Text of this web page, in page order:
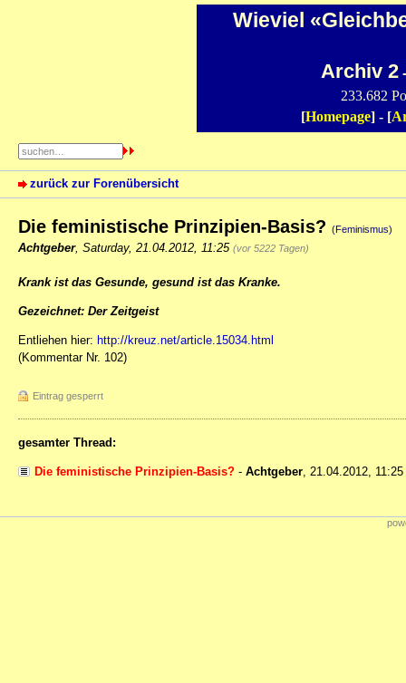
Wieviel
Archiv 2
233.682
[Homepage] - [
zurück zur Forenübersicht
Die feministische Prinzipien-Basis? (Feminismus)
Achtgeber, Saturday, 21.04.2012, 11:25 (vor 5222 Tagen)
Krank ist das Gesunde, gesund ist das Kranke.
Gezeichnet: Der Zeitgeist
Entliehen hier: http://kreuz.net/article.15034.html
(Kommentar Nr. 102)
Eintrag gesperrt
gesamter Thread:
Die feministische Prinzipien-Basis? - Achtgeber, 21.04.2012, 11:25